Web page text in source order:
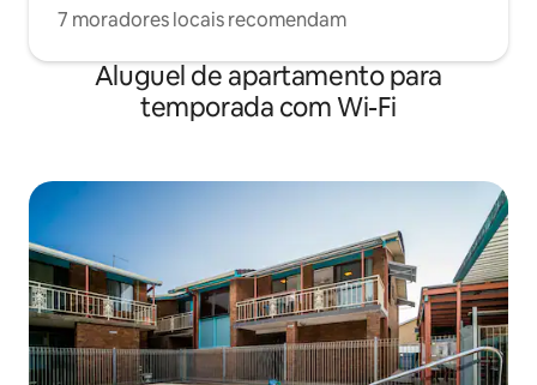
7 moradores locais recomendam
Aluguel de apartamento para
temporada com Wi-Fi